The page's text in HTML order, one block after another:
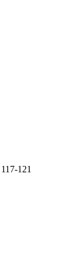
121